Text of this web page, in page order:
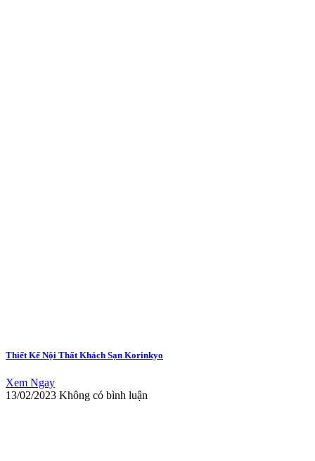
Thiết Kế Nội Thất Khách Sạn Korinkyo
Xem Ngay
13/02/2023 Không có bình luận